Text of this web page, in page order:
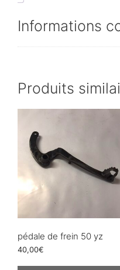
Informations
Produits
pédale de frein 50 yz
40,00€